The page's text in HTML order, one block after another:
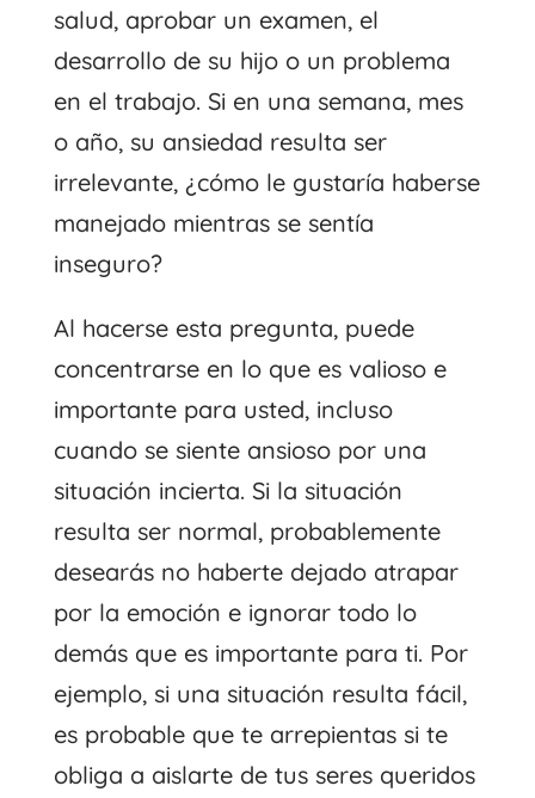
salud, aprobar un examen, el
desarrollo de su hijo o un problema
en el trabajo. Si en una semana, mes
o año, su ansiedad resulta ser
irrelevante, ¿cómo le gustaría haberse
manejado mientras se sentía
inseguro?
Al hacerse esta pregunta, puede
concentrarse en lo que es valioso e
importante para usted, incluso
cuando se siente ansioso por una
situación incierta. Si la situación
resulta ser normal, probablemente
desearás no haberte dejado atrapar
por la emoción e ignorar todo lo
demás que es importante para ti. Por
ejemplo, si una situación resulta fácil,
es probable que te arrepientas si te
obliga a aislarte de tus seres queridos